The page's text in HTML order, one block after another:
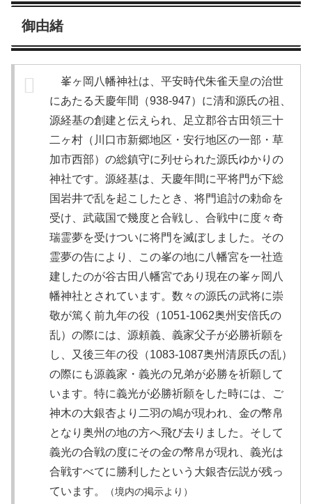
御由緒
峯ヶ岡八幡神社は、平安時代朱雀天皇の治世
にあたる天慶年間（938-947）に清和源氏の祖、
源経基の創建と伝えられ、足立郡谷古田領三十
二ヶ村（川口市新郷地区・安行地区の一部・草
加市西部）の総鎮守に列せられた源氏ゆかりの
神社です。源経基は、天慶年間に平将門が下総
国岩井で乱を起こしたとき、将門追討の勅命を
受け、武蔵国で幾度と合戦し、合戦中に度々奇
瑞霊夢を受けついに将門を滅ぼしました。その
霊夢の告により、この峯の地に八幡宮を一社造
建したのが谷古田八幡宮であり現在の峯ヶ岡八
幡神社とされています。数々の源氏の武将に崇
敬が篤く前九年の役（1051-1062奥州安倍氏の
乱）の際には、源頼義、義家父子が必勝祈願を
し、又後三年の役（1083-1087奥州清原氏の乱）
の際にも源義家・義光の兄弟が必勝を祈願して
います。特に義光が必勝祈願をした時には、ご
神木の大銀杏より二羽の鳩が現われ、金の幣帛
となり奥州の地の方へ飛び去りました。そして
義光の合戦の度にその金の幣帛が現れ、義光は
合戦すべてに勝利したという大銀杏伝説が残っ
ています。
（境内の掲示より）